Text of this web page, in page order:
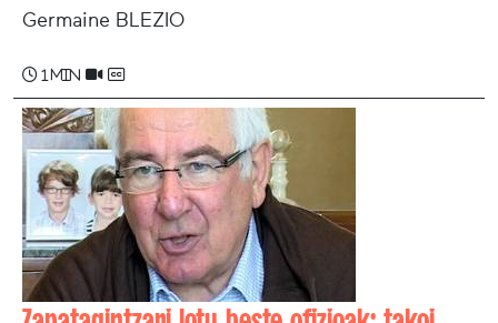
Germaine BLEZIO
1 min